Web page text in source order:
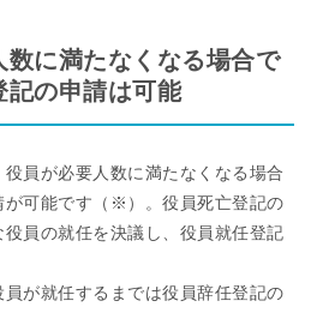
数に満たなくなる場合で
記の申請は可能
員が必要人数に満たなくなる場合
が可能です（※）。役員死亡登記の
員の就任を決議し、役員就任登記
が就任するまでは役員辞任登記の